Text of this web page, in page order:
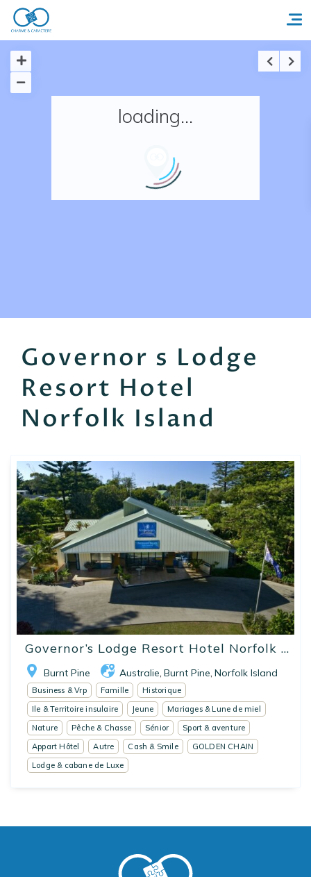
Accueil
Nos adresses en France
loading...
Governor s Lodge
Resort Hotel
Norfolk Island
Governor’s Lodge Resort Hotel Norfolk ...
Burnt Pine Australie Burnt Pine Norfolk Island
Business & Vrp Famille
Historique
Ile & Territoire insulaire
Jeune
Mariages & Lune de miel
Nature
Pêche & Chasse Sénior
Sport & aventure
Appart Hôtel
Autre Cash & Smile
GOLDEN CHAIN
Lodge & cabane de Luxe